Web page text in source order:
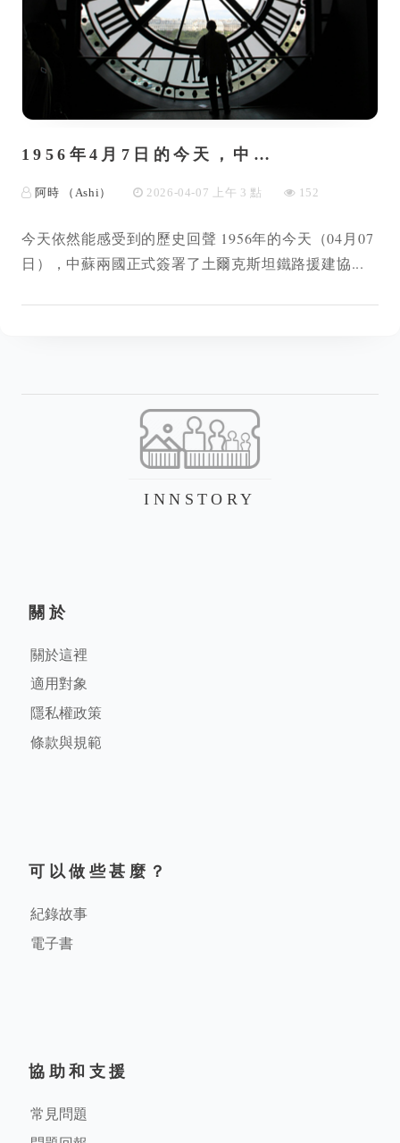
1956年4月7日的今天，中…
阿時 （Ashi） 2026-04-07 上午 3 點 152
今天依然能感受到的歷史回聲 1956年的今天（04月07
日），中蘇兩國正式簽署了土爾克斯坦鐵路援建協...
INNSTORY
關於
關於這裡
適用對象
隱私權政策
條款與規範
可以做些甚麼？
紀錄故事
電子書
協助和支援
常見問題